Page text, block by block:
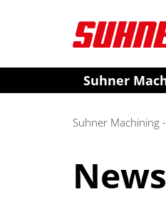
Suhner
Suhner Machining
News